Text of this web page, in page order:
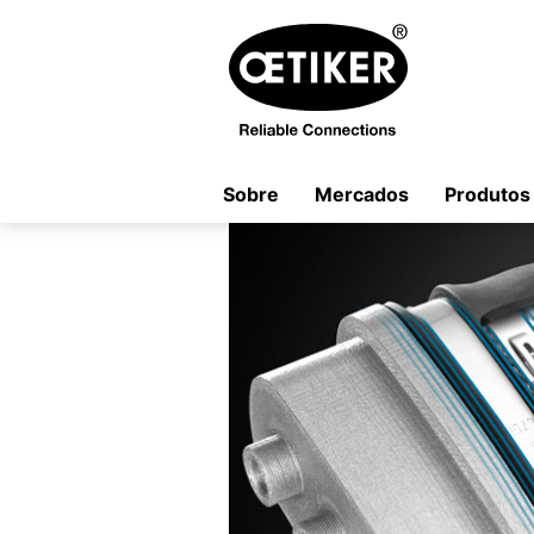
Sobre Mercados Produtos